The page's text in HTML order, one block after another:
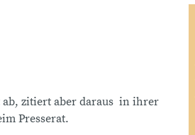
zitiert aber daraus in ihrer
Presserat.